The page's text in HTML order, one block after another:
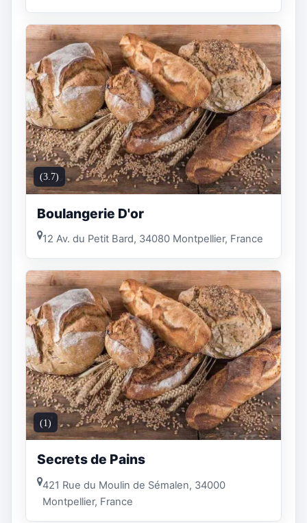
(3.7)
Boulangerie D'or
12 Av. du Petit Bard, 34080 Montpellier, France
(1)
Secrets de Pains
421 Rue du Moulin de Sémalen, 34000
Montpellier, France